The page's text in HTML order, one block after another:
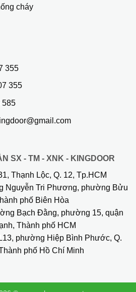
cháy
355
355
585
SX - TM - XNK - KINGDOOR
Thạnh Lộc, Q. 12, Tp.HCM
Nguyễn Tri Phương, phường Bửu
phố Biên Hòa
Bạch Đằng, phường 15, quận
Thành phố HCM
phường Hiệp Bình Phước, Q.
phố Hồ Chí Minh